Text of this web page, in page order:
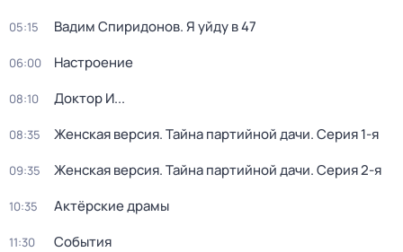
05:15 Вадим Спиридонов. Я уйду в 47
06:00 Настроение
08:10 Доктор И...
08:35 Женская версия. Тайна партийной дачи. Серия 1-я
09:35 Женская версия. Тайна партийной дачи. Серия 2-я
10:35 Актёрские драмы
11:30 События